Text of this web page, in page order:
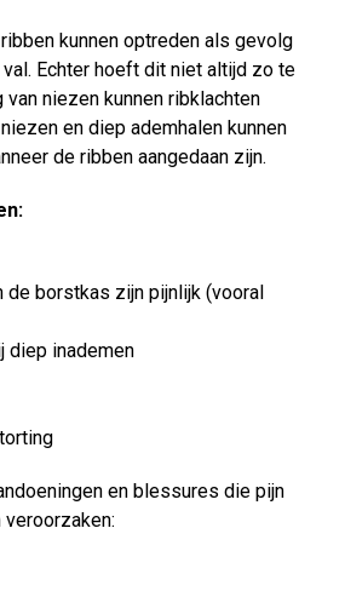
kunnen optreden als gevolg
Echter hoeft dit niet altijd zo te
van niezen kunnen ribklachten
en diep ademhalen kunnen
de ribben aangedaan zijn.
de borstkas zijn pijnlijk (vooral
diep inademen
en blessures die pijn